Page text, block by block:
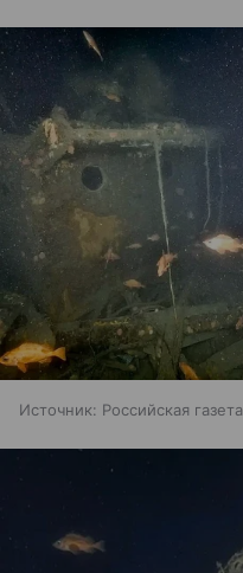
Источник: Российская газета